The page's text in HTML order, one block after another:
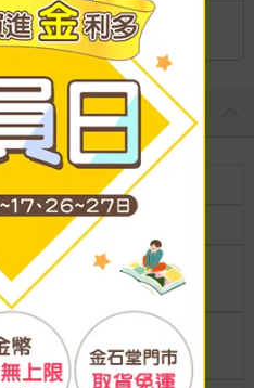
紙本平裝
分級 普通級
商品規
格
23*17*1.5
適讀年
齡
全齡適讀